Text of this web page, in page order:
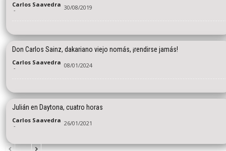
Carlos Saavedra
- 30/08/2019
Don Carlos Sainz, dakariano viejo nomás, ¡rendirse jamás!
Carlos Saavedra
- 08/01/2024
Julián en Daytona, cuatro horas
Carlos Saavedra
- 26/01/2021